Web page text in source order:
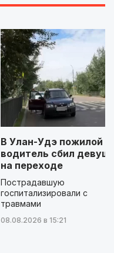
В Улан-Удэ пожилой
водитель сбил
на переходе
Пострадавшую
госпитализировали с
травмами
08.08.2026 в 15:21